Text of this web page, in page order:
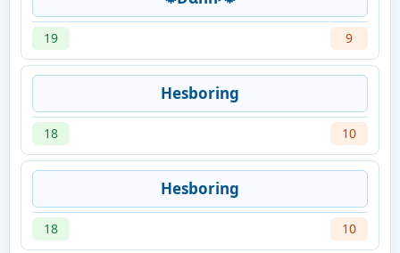
19 9
Hesboring
18 10
Hesboring
18 10